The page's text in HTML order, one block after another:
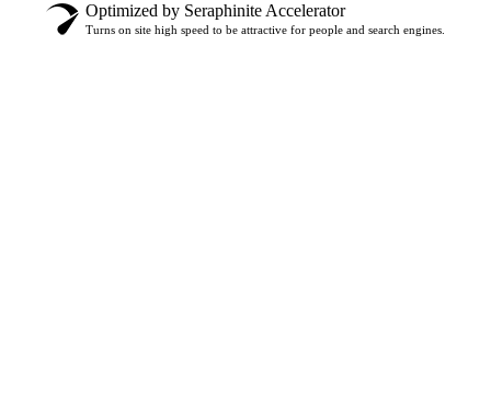
Optimized by Seraphinite Accelerator
Turns on site high speed to be attractive for people and search engines.